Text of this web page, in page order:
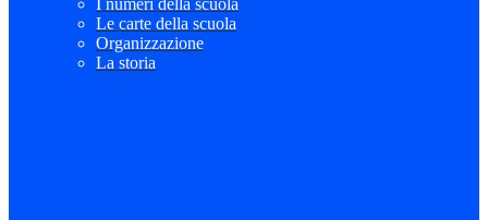
I numeri della scuola
Le carte della scuola
Organizzazione
La storia